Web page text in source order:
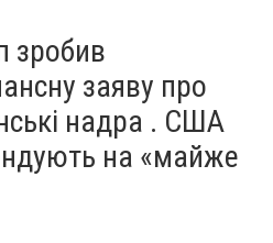
зробив
заяву про
надра . США
на «майже